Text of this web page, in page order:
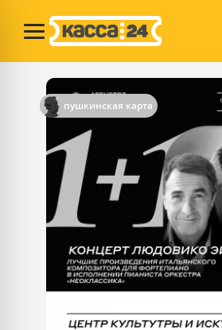
пушкинская карта